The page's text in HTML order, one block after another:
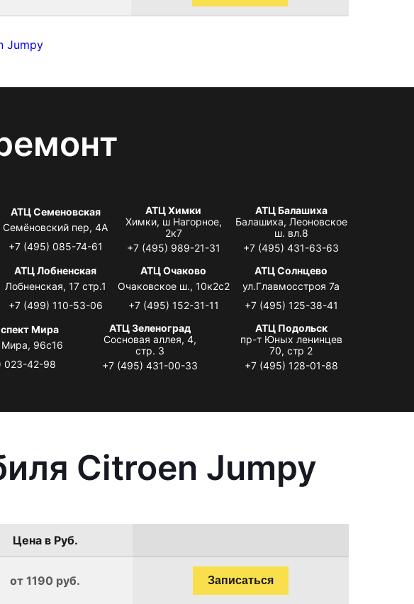
Jumpy
АТЦ Семеновская
Семёновский пер, 4А
+7 (495) 085-74-61
АТЦ Химки
Химки, ш Нагорное,
2к7
+7 (495) 989-21-31
АТЦ Балашиха
Балашиха, Леоновское
ш. вл.8
+7 (495) 431-63-63
АТЦ Лобненская
Лобненская, 17 стр.1
+7 (499) 110-53-06
АТЦ Очаково
Очаковское ш., 10к2с2
+7 (495) 152-31-11
АТЦ Солнцево
ул.Главмосстроя 7а
+7 (495) 125-38-41
Мира
Мира, 96с16
023-42-98
АТЦ Зеленоград
Сосновая аллея, 4,
стр. 3
+7 (495) 431-00-33
АТЦ Подольск
пр-т Юных ленинцев
70, стр 2
+7 (495) 128-01-88
Citroen Jumpy
Цена в Руб.
от 1190 руб. Записаться